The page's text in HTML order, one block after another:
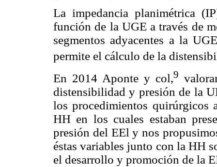
La impedancia planimétrica
función de la UGE a través de
segmentos adyacentes a la
permite el cálculo de la
En 2014 Aponte y col,9
distensibilidad y presión de la
los procedimientos
HH en los cuales estaban
presión del EEl y nos
éstas variables junto con la HH
el desarrollo y promoción de la